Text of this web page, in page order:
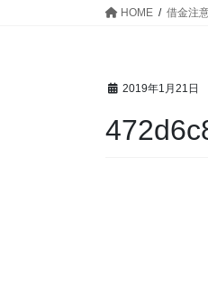
HOME 借金注
2019年1月21日